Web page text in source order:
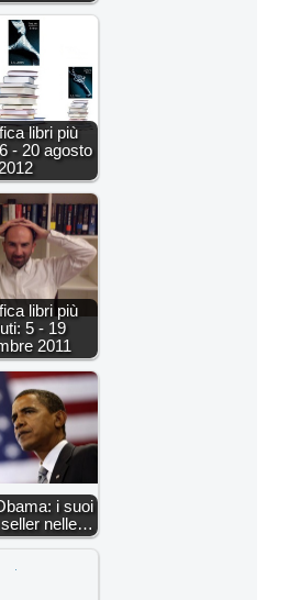
libri più
- 20 agosto
2012
libri più
5 - 19
2011
i suoi
nelle…